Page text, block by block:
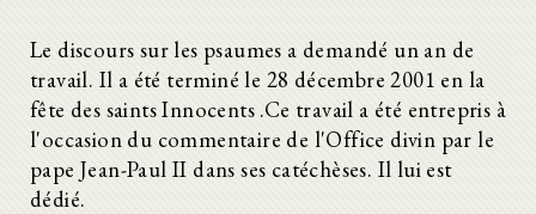
Le discours sur les psaumes a demandé un an de
travail. Il a été terminé le 28 décembre 2001 en la
fête des saints Innocents .Ce travail a été entrepris à
l'occasion du commentaire de l'Office divin par le
pape Jean-Paul II dans ses catéchèses. Il lui est
dédié.